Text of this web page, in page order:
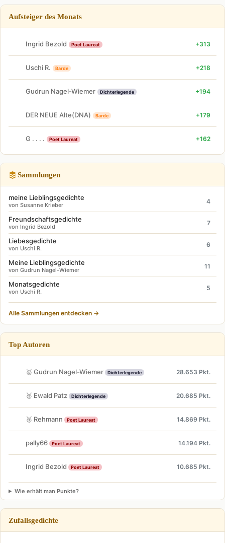
Aufsteiger des Monats
Ingrid Bezold Poet Laureat +313
Uschi R. Barde +218
Gudrun Nagel-Wiemer Dichterlegende +194
DER NEUE Alte(DNA) Barde +179
G . . . . Poet Laureat +162
Sammlungen
meine Lieblingsgedichte
von Susanne Krieber
4
Freundschaftsgedichte
von Ingrid Bezold
7
Liebesgedichte
von Uschi R.
6
Meine Lieblingsgedichte
von Gudrun Nagel-Wiemer
11
Monatsgedichte
von Uschi R.
5
Alle Sammlungen entdecken →
Top Autoren
🥇 Gudrun Nagel-Wiemer Dichterlegende 28.653 Pkt.
🥈 Ewald Patz Dichterlegende 20.685 Pkt.
🥉 Rehmann Poet Laureat 14.869 Pkt.
pally66 Poet Laureat 14.194 Pkt.
Ingrid Bezold Poet Laureat 10.685 Pkt.
Wie erhält man Punkte?
Zufallsgedichte